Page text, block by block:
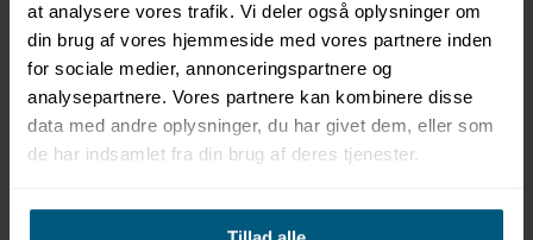
at analysere vores trafik. Vi deler også oplysninger om
din brug af vores hjemmeside med vores partnere inden
for sociale medier, annonceringspartnere og
analysepartnere. Vores partnere kan kombinere disse
data med andre oplysninger, du har givet dem, eller som
de har indsamlet fra din brug af deres tjenester.